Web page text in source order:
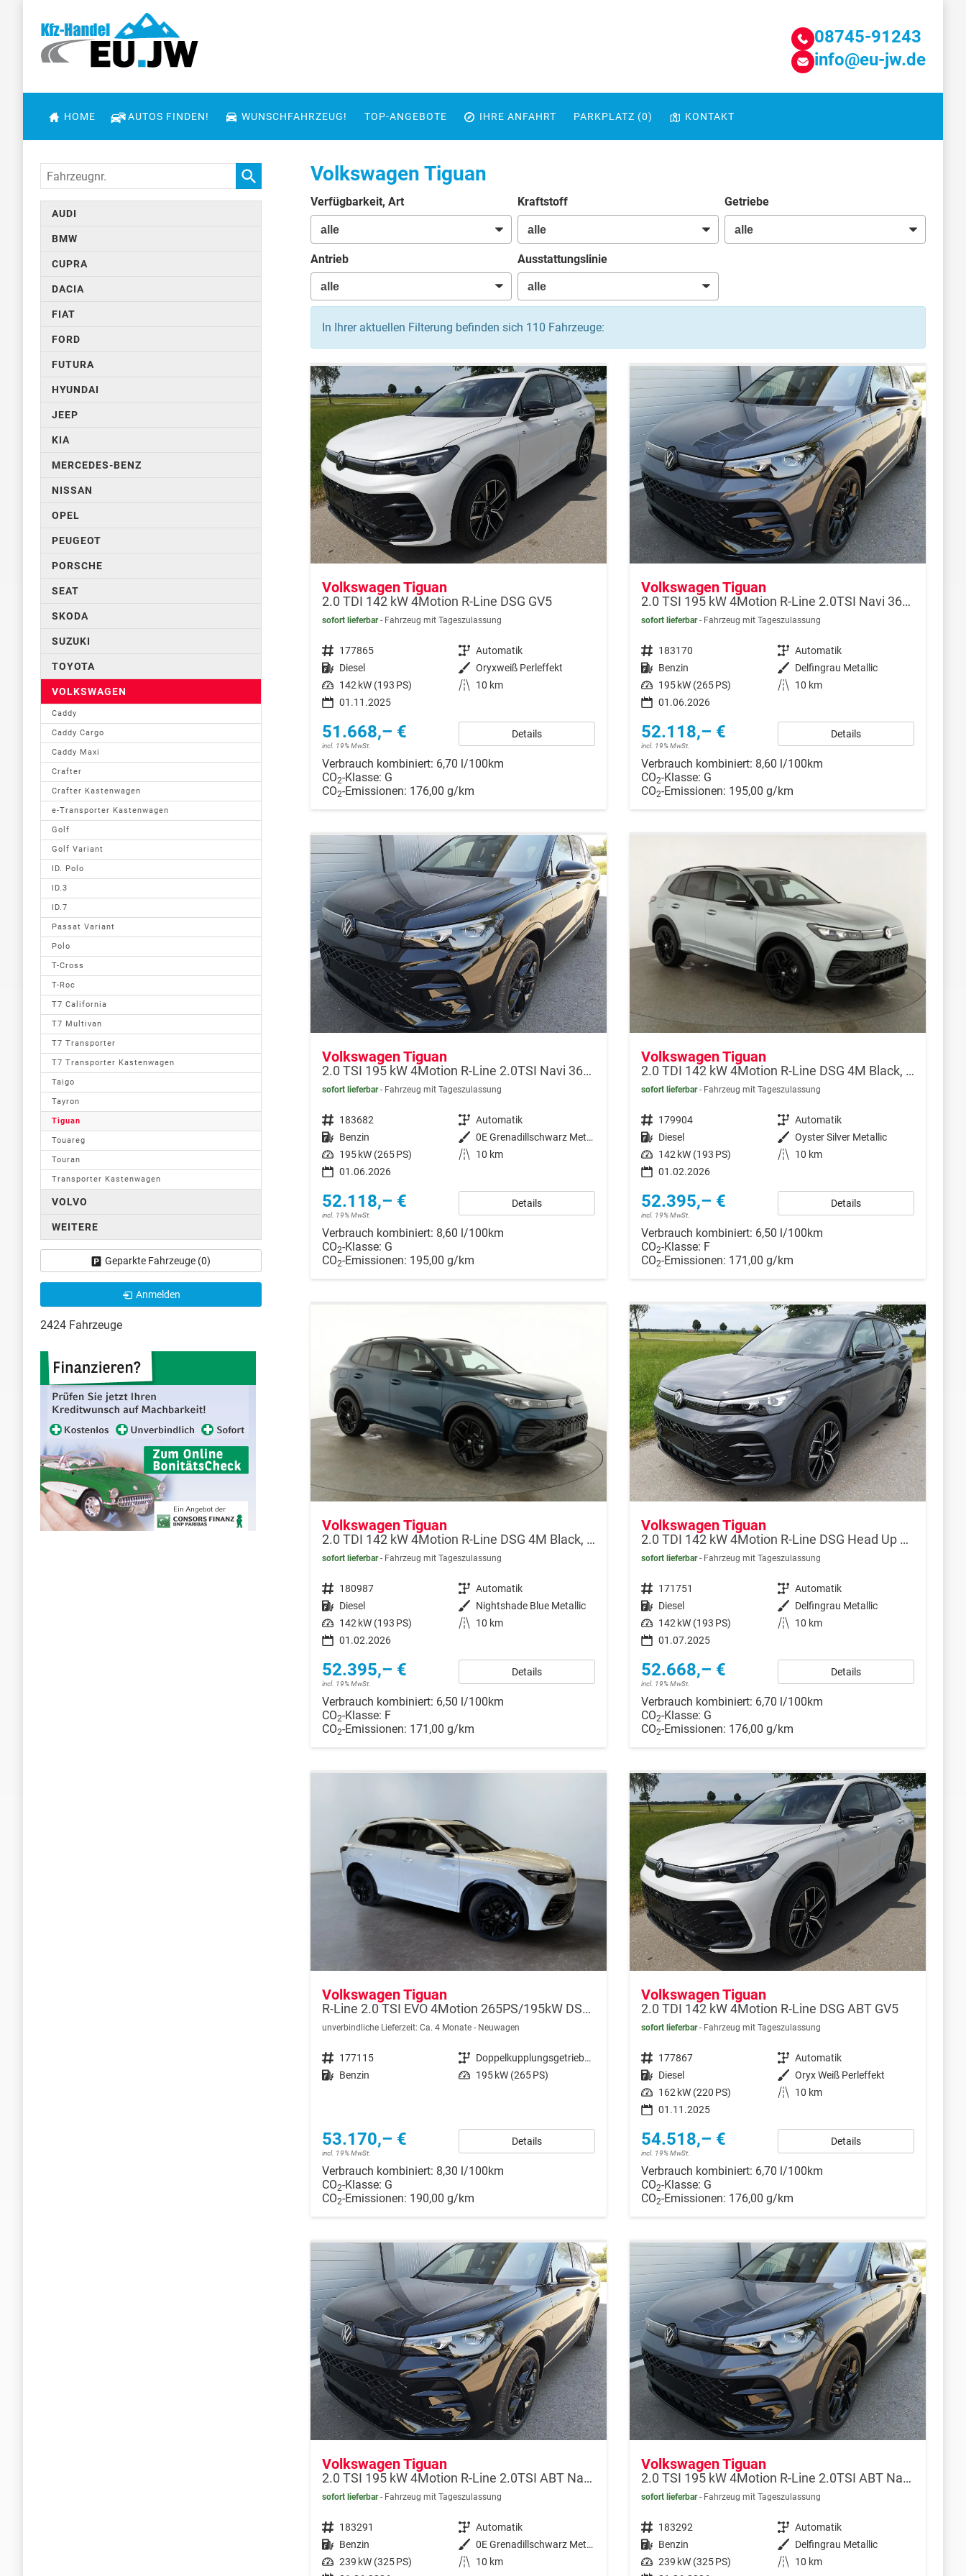
08745-91243
info@eu-jw.de
HOME AUTOS FINDEN! WUNSCHFAHRZEUG! TOP-ANGEBOTE IHRE ANFAHRT PARKPLATZ (0) KONTAKT
Volkswagen Tiguan
Verfügbarkeit, Art Kraftstoff Getriebe
Antrieb Ausstattungslinie
In Ihrer aktuellen Filterung befinden sich 110 Fahrzeuge:
Volkswagen Tiguan
2.0 TDI 142 kW 4Motion R-Line DSG GV5
sofort lieferbar Fahrzeug mit Tageszulassung
Fahrzeugnr. 177865 Getriebe Automatik
Kraftstoff Diesel Außenfarbe Oryxweiß Perleffekt
Leistung 142 kW (193 PS) Kilometerstand
10 km
01.11.2025
51.668,– €
incl. 19% MwSt.
Details
Verbrauch kombiniert: 6,70 l/100km
CO2-Klasse: G
CO2-Emissionen: 176,00 g/km
Volkswagen Tiguan
2.0 TSI 195 kW 4Motion R-Line 2.0TSI Navi 360 AHK Pano
sofort lieferbar Fahrzeug mit Tageszulassung
Fahrzeugnr. 183170 Getriebe Automatik
Kraftstoff Benzin Außenfarbe Delfingrau Metallic
Leistung 195 kW (265 PS) Kilometerstand
10 km
01.06.2026
52.118,– €
incl. 19% MwSt.
Details
Verbrauch kombiniert: 8,60 l/100km
CO2-Klasse: G
CO2-Emissionen: 195,00 g/km
Volkswagen Tiguan
2.0 TSI 195 kW 4Motion R-Line 2.0TSI Navi 360 AHK Pano
sofort lieferbar Fahrzeug mit Tageszulassung
Fahrzeugnr. 183682 Getriebe Automatik
Kraftstoff Benzin Außenfarbe
0E Grenadillschwarz Metallic
Leistung 195 kW (265 PS) Kilometerstand
10 km
01.06.2026
52.118,– €
incl. 19% MwSt.
Details
Verbrauch kombiniert: 8,60 l/100km
CO2-Klasse: G
CO2-Emissionen: 195,00 g/km
Volkswagen Tiguan
2.0 TDI 142 kW 4Motion R-Line DSG 4M Black, 20-Zoll, Pano, Leder, IQ.Light, AHK, Navi, Side, AreaView, Winter
sofort lieferbar Fahrzeug mit Tageszulassung
Fahrzeugnr. 179904 Getriebe Automatik
Kraftstoff Diesel Außenfarbe Oyster Silver Metallic
Leistung 142 kW (193 PS) Kilometerstand
10 km
01.02.2026
52.395,– €
incl. 19% MwSt.
Details
Verbrauch kombiniert: 6,50 l/100km
CO2-Klasse: F
CO2-Emissionen: 171,00 g/km
Volkswagen Tiguan
2.0 TDI 142 kW 4Motion R-Line DSG 4M Black, 20-Zoll, Pano, Leder, IQ.Light, AHK, Navi, Side, AreaView, Winter
sofort lieferbar Fahrzeug mit Tageszulassung
Fahrzeugnr. 180987 Getriebe Automatik
Kraftstoff Diesel Außenfarbe Nightshade Blue Metallic
Leistung 142 kW (193 PS) Kilometerstand
10 km
01.02.2026
52.395,– €
incl. 19% MwSt.
Details
Verbrauch kombiniert: 6,50 l/100km
CO2-Klasse: F
CO2-Emissionen: 171,00 g/km
Volkswagen Tiguan
2.0 TDI 142 kW 4Motion R-Line DSG Head Up Matrix GV5
sofort lieferbar Fahrzeug mit Tageszulassung
Fahrzeugnr. 171751 Getriebe Automatik
Kraftstoff Diesel Außenfarbe Delfingrau Metallic
Leistung 142 kW (193 PS) Kilometerstand
10 km
01.07.2025
52.668,– €
incl. 19% MwSt.
Details
Verbrauch kombiniert: 6,70 l/100km
CO2-Klasse: G
CO2-Emissionen: 176,00 g/km
Volkswagen Tiguan
R-Line 2.0 TSI EVO 4Motion 265PS/195kW DSG7 2026
unverbindliche Lieferzeit: Ca. 4 Monate Neuwagen
Fahrzeugnr. 177115 Getriebe
Doppelkupplungsgetriebe (DSG)
Kraftstoff Benzin Leistung 195 kW (265 PS)
53.170,– €
incl. 19% MwSt.
Details
Verbrauch kombiniert: 8,30 l/100km
CO2-Klasse: G
CO2-Emissionen: 190,00 g/km
Volkswagen Tiguan
2.0 TDI 142 kW 4Motion R-Line DSG ABT GV5
sofort lieferbar Fahrzeug mit Tageszulassung
Fahrzeugnr. 177867 Getriebe Automatik
Kraftstoff Diesel Außenfarbe Oryx Weiß Perleffekt
Leistung 162 kW (220 PS) Kilometerstand
10 km
01.11.2025
54.518,– €
incl. 19% MwSt.
Details
Verbrauch kombiniert: 6,70 l/100km
CO2-Klasse: G
CO2-Emissionen: 176,00 g/km
Volkswagen Tiguan
2.0 TSI 195 kW 4Motion R-Line 2.0TSI ABT Navi 360 AHK Pano
sofort lieferbar Fahrzeug mit Tageszulassung
Fahrzeugnr. 183291 Getriebe Automatik
Kraftstoff Benzin Außenfarbe
0E Grenadillschwarz Metallic
Leistung 239 kW (325 PS) Kilometerstand
10 km
Volkswagen Tiguan
2.0 TSI 195 kW 4Motion R-Line 2.0TSI ABT Navi 360 AHK Pano
sofort lieferbar Fahrzeug mit Tageszulassung
Fahrzeugnr. 183292 Getriebe Automatik
Kraftstoff Benzin Außenfarbe Delfingrau Metallic
Leistung 239 kW (325 PS) Kilometerstand
10 km
Fahrzeugnr.
AUDI
BMW
CUPRA
DACIA
FIAT
FORD
FUTURA
HYUNDAI
JEEP
KIA
MERCEDES-BENZ
NISSAN
OPEL
PEUGEOT
PORSCHE
SEAT
SKODA
SUZUKI
TOYOTA
VOLKSWAGEN
Caddy
Caddy Cargo
Caddy Maxi
Crafter
Crafter Kastenwagen
e-Transporter Kastenwagen
Golf
Golf Variant
ID. Polo
ID.3
ID.7
Passat Variant
Polo
T-Cross
T-Roc
T7 California
T7 Multivan
T7 Transporter
T7 Transporter Kastenwagen
Taigo
Tayron
Tiguan
Touareg
Touran
Transporter Kastenwagen
VOLVO
WEITERE
Geparkte Fahrzeuge (0)
Anmelden
2424 Fahrzeuge